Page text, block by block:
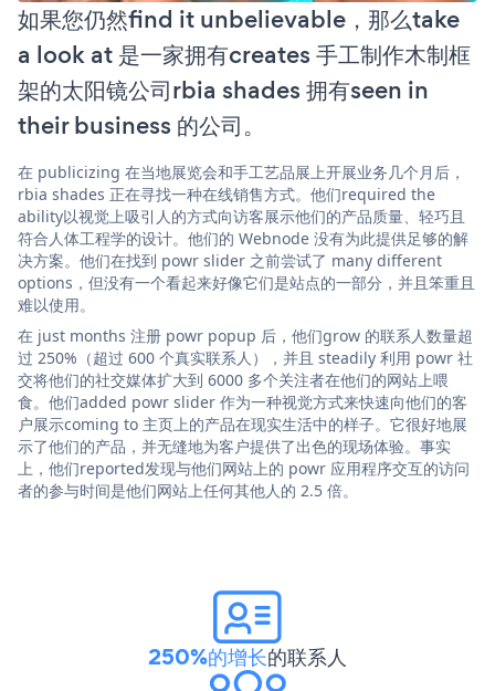
如果您仍然find it unbelievable，那么take
a look at 是一家拥有creates 手工制作木制框
架的太阳镜公司rbia shades 拥有seen in
their business 的公司。
在 publicizing 在当地展览会和手工艺品展上开展业务几个月后，
rbia shades 正在寻找一种在线销售方式。他们required the
ability以视觉上吸引人的方式向访客展示他们的产品质量、轻巧且
符合人体工程学的设计。他们的 Webnode 没有为此提供足够的解
决方案。他们在找到 powr slider 之前尝试了 many different
options，但没有一个看起来好像它们是站点的一部分，并且笨重且
难以使用。
在 just months 注册 powr popup 后，他们grow 的联系人数量超
过 250%（超过 600 个真实联系人），并且 steadily 利用 powr 社
交将他们的社交媒体扩大到 6000 多个关注者在他们的网站上喂
食。他们added powr slider 作为一种视觉方式来快速向他们的客
户展示coming to 主页上的产品在现实生活中的样子。它很好地展
示了他们的产品，并无缝地为客户提供了出色的现场体验。事实
上，他们reported发现与他们网站上的 powr 应用程序交互的访问
者的参与时间是他们网站上任何其他人的 2.5 倍。
250%的增长的联系人